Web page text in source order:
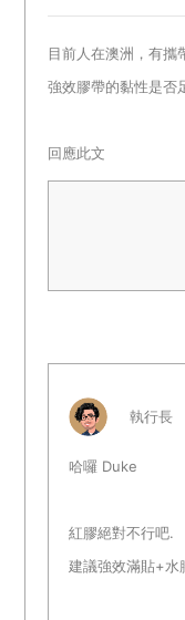
目前人在澳洲，有攜
強效膠帶的黏性是否
回應此文
執行長
哈囉 Duke
紅膠絕對不行吧.
建議強效滿貼+水